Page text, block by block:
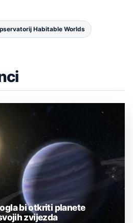
Habitable Worlds
bi otkriti planete
zvijezda